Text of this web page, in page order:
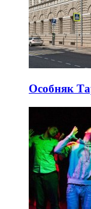
Особняк